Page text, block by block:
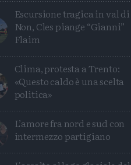
Escursione tragica in val di
Non, Cles piange “Gianni”
Flaim
Clima, protesta a Trento:
«Questo caldo è una scelta
politica»
L’amore fra nord e sud con
intermezzo partigiano